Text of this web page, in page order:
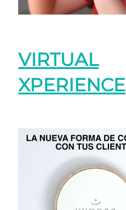
VIRTUAL
XPERIENCE